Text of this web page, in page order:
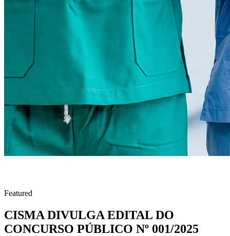
Featured
CISMA DIVULGA EDITAL DO
CONCURSO PÚBLICO Nº 001/2025